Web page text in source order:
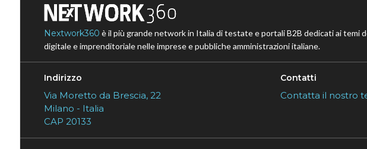
Nextwork360 è il più grande network in Italia di testate e portali B2B dedicati ai temi
digitale e imprenditoriale nelle imprese e pubbliche amministrazioni italiane.
Indirizzo
Via Moretto da Brescia, 22
Milano - Italia
CAP 20133
Contatti
Contatta il nostro